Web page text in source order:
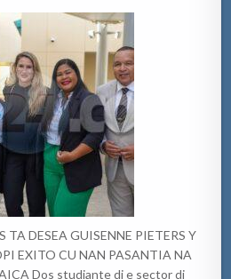
TA DESEA GUISENNE PIETERS Y
EXITO CU NAN PASANTIA NA
Dos studiante di e sector di